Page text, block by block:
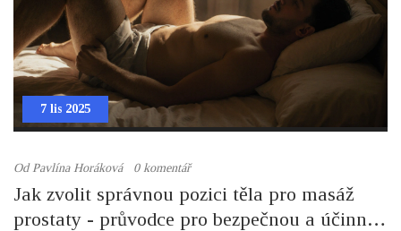
7 lis 2025
Od Pavlína Horáková 0 komentář
Jak zvolit správnou pozici těla pro masáž
prostaty - průvodce pro bezpečnou a účinnou